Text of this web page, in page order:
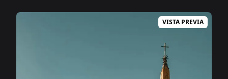
VISTA PREVIA